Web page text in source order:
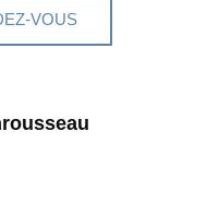
VOUS